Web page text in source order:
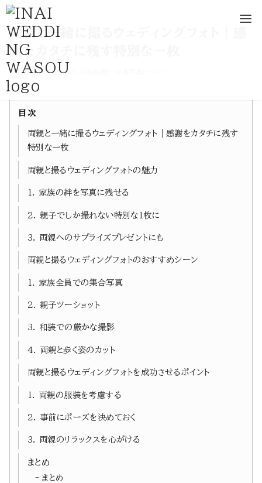
コ
ン
テ
ン
ツ
両親と一緒に撮るウェディングフォト｜感
謝をカタチに残す特別な一枚
2025年5月2日
目次
両親と一緒に撮るウェディングフォト｜感謝をカタチに残す
特別な一枚
両親と撮るウェディングフォトの魅力
1. 家族の絆を写真に残せる
2. 親子でしか撮れない特別な1枚に
3. 両親へのサプライズプレゼントにも
両親と撮るウェディングフォトのおすすめシーン
1. 家族全員での集合写真
2. 親子ツーショット
3. 和装での厳かな撮影
4. 両親と歩く姿のカット
両親と撮るウェディングフォトを成功させるポイント
1. 両親の服装を考慮する
2. 事前にポーズを決めておく
3. 両親のリラックスを心がける
まとめ
まとめ